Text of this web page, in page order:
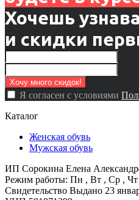
Хочешь
и скидки
Я согласен с условиями
Каталог
Женская обувь
Мужская обувь
ИП Сорокина Елена
Режим работы: Пн , Вт , Ср ,
Свидетельство Выдано 23